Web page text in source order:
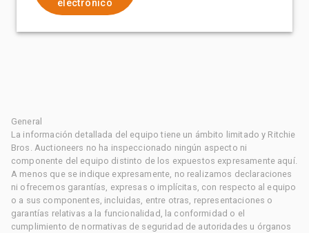
electrónico
General
La información detallada del equipo tiene un ámbito limitado y Ritchie
Bros. Auctioneers no ha inspeccionado ningún aspecto ni
componente del equipo distinto de los expuestos expresamente aquí.
A menos que se indique expresamente, no realizamos declaraciones
ni ofrecemos garantías, expresas o implícitas, con respecto al equipo
o a sus componentes, incluidas, entre otras, representaciones o
garantías relativas a la funcionalidad, la conformidad o el
cumplimiento de normativas de seguridad de autoridades u órganos